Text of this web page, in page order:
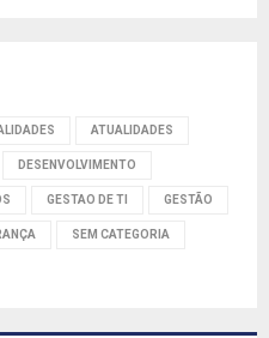
ATUALIDADES
DESENVOLVIMENTO
GESTAO DE TI GESTÃO
SEM CATEGORIA